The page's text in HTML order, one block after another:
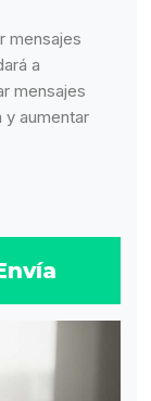
mensajes
a
mensajes
y aumentar